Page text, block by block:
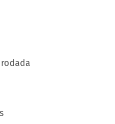
rodada